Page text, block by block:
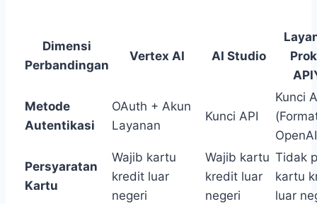
Dimensi
Perbandingan
Vertex AI AI Studio
Metode
Autentikasi
OAuth + Akun
Layanan
Kunci API
Kunci
Persyaratan
Kartu
Wajib kartu
kredit luar
negeri
Wajib kartu
kredit luar
negeri
Tidak
kartu
luar